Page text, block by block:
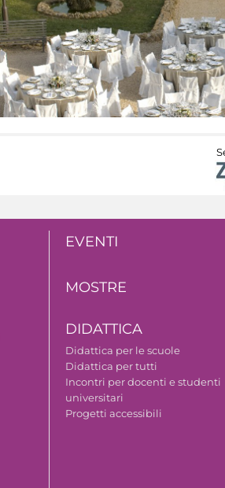
EVENTI
MOSTRE
DIDATTICA
Didattica per le scuole
Didattica per tutti
Incontri per docenti e studenti
universitari
Progetti accessibili